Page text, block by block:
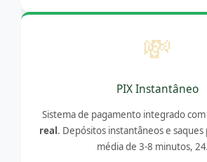
💸
PIX Instantâneo
Sistema de pagamento integrado com
real. Depósitos instantâneos e saques
média de 3-8 minutos,